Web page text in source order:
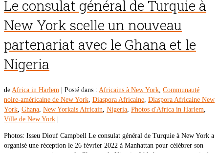
Le consulat général de Turquie à
New York scelle un nouveau
partenariat avec le Ghana et le
Nigeria
de Africa in Harlem Posté dans : Africains à New York, Communauté
noire-américaine de New York, Diaspora Africaine, Diaspora Africaine New
York, Ghana, New Yorkais Africain, Nigeria, Photos d'Africa in Harlem,
Ville de New York
Photos: Isseu Diouf Campbell Le consulat général de Turquie à New York a
organisé une réception le 26 février 2022 à Manhattan pour célébrer son